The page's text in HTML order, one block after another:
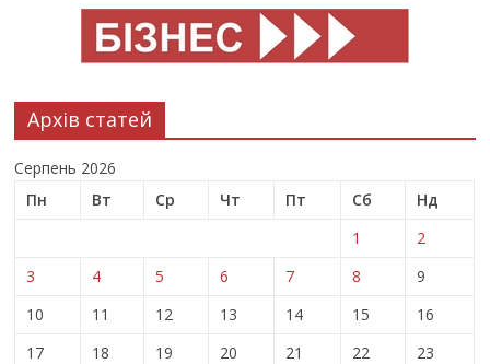
Архів статей
Серпень 2026
Пн
Вт Ср Чт Пт Сб
Нд
1
2
3
4 5 6 7 8
9
10
11 12 13 14 15
16
17
18 19 20 21 22
23